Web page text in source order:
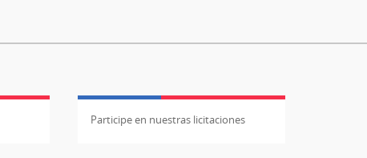
Participe en nuestras licitaciones